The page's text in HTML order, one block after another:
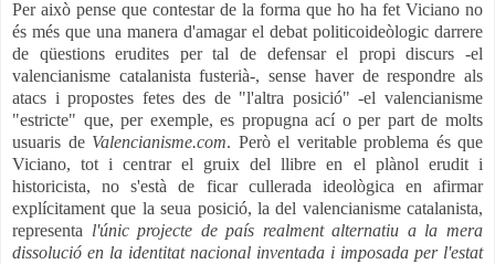
Per això pense que contestar de la forma que ho ha fet Viciano no
és més que una manera d'amagar el debat politicoideòlogic darrere
de qüestions erudites per tal de defensar el propi discurs -el
valencianisme catalanista fusterià-, sense haver de respondre als
atacs i propostes fetes des de "l'altra posició" -el valencianisme
"estricte" que, per exemple, es propugna ací o per part de molts
usuaris de Valencianisme.com. Però el veritable problema és que
Viciano, tot i centrar el gruix del llibre en el plànol erudit i
historicista, no s'està de ficar cullerada ideològica en afirmar
explícitament que la seua posició, la del valencianisme catalanista,
representa l'únic projecte de país realment alternatiu a la mera
dissolució en la identitat nacional inventada i imposada per l'estat